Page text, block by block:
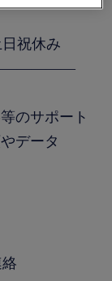
祝休み
のサポート
データ